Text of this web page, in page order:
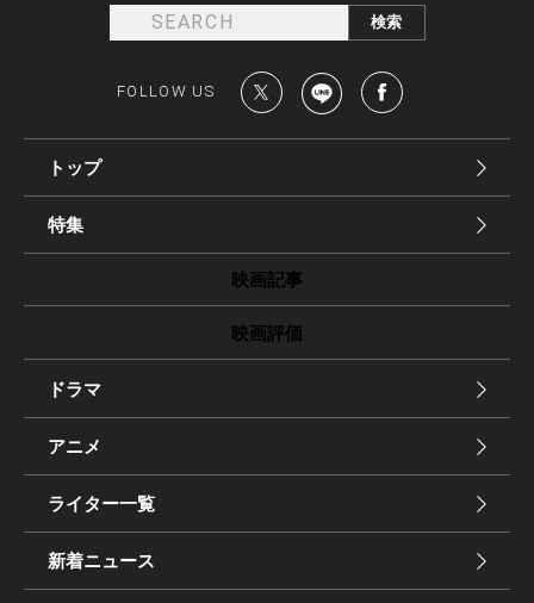
FOLLOW US
トップ
特集
映画記事
映画評価
ドラマ
アニメ
ライター一覧
新着ニュース